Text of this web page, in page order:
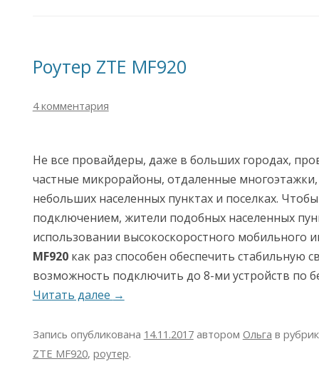
Роутер ZTE MF920
4 комментария
Не все провайдеры, даже в больших городах,
частные микрорайоны, отдаленные
небольших населенных пунктах и поселках.
подключением, жители подобных населенных
использовании высокоскоростного мобильного
MF920 как раз способен обеспечить стабильную
возможность подключить до 8-ми устройств по
Читать далее →
Запись опубликована 14.11.2017автором Ольга в
ZTE MF920, роутер.